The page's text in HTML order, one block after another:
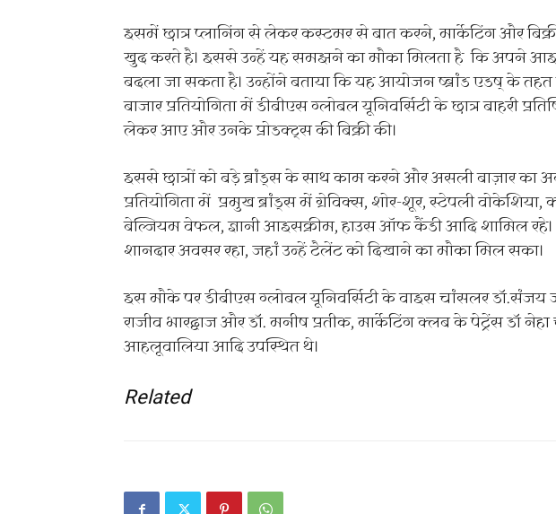
इसमें छात्र प्लानिंग से लेकर कस्टमर से बात करने, मार्केटिंग और
खुद करते है। इससे उन्हें यह समझने का मौका मिलता है कि अपने
बदला जा सकता है। उन्होंने बताया कि यह आयोजन ष्ब्रांड एडष् के
बाजार प्रतियोगिता में डीबीएस ग्लोबल यूनिवर्सिटी के छात्र बाहरी
लेकर आए और उनके प्रोडक्ट्स की बिक्री की।
इससे छात्रों को बड़े ब्रांड्स के साथ काम करने और असली बाज़ार
प्रतियोगिता में प्रमुख ब्रांड्स में ग्रेविक्स, शोर-शूर, स्टेपली
बेल्जियम वेफल, ज्ञानी आइसक्रीम, हाउस ऑफ कैंडी आदि शामिल रहे।
शानदार अवसर रहा, जहां उन्हें टैलेंट को दिखाने का मौका मिल सका।
इस मौके पर डीबीएस ग्लोबल यूनिवर्सिटी के वाइस चांसलर डॉ.संजय
राजीव भारद्वाज और डॉ. मनीष प्रतीक, मार्केटिंग क्लब के पेट्रेंस डॉ नेहा
आहलूवालिया आदि उपस्थित थे।
Related